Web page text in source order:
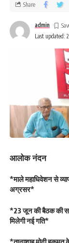
Last updated:
admin
Share
आलोक नंदन
*माले महाधिवेशन से
अग्रसर*
*23 जून की बैठक की
मिलेगी नई गति*